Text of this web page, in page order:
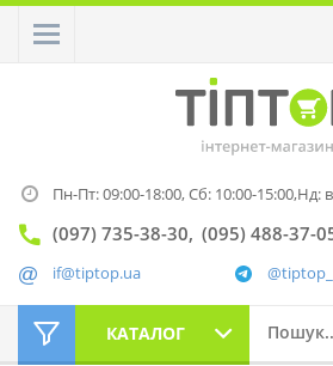
Пн-Пт: 09:00-18:00,Сб: 10:00-15:00,Нд:
(097) 735-38-30 (095) 488-37-
if@tiptop.ua
КАТАЛОГ